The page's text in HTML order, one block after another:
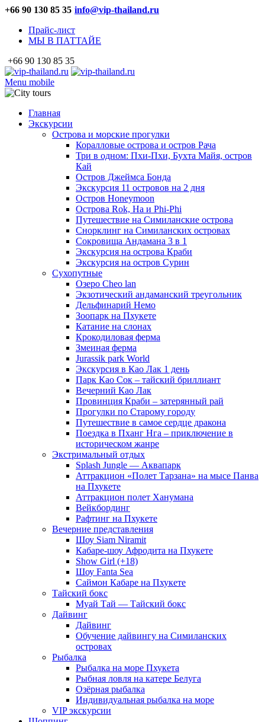
+66 90 130 85 35 info@vip-thailand.ru
Прайс-лист
МЫ В ПАТТАЙЕ
+66 90 130 85 35
Menu mobile
Главная
Экскурсии
Острова и морские прогулки
Коралловые острова и остров Рача
Три в одном: Пхи-Пхи, Бухта Майя, остров
Кай
Остров Джеймса Бонда
Экскурсия 11 островов на 2 дня
Остров Honeymoon
Острова Rok, Ha и Phi-Phi
Путешествие на Симиланские острова
Снорклинг на Симиланских островах
Сокровища Андамана 3 в 1
Экскурсия на острова Краби
Экскурсия на остров Сурин
Сухопутные
Озеро Cheo lan
Экзотический андаманский треугольник
Дельфинарий Немо
Зоопарк на Пхукете
Катание на слонах
Крокодиловая ферма
Змеиная ферма
Jurassik park World
Экскурсия в Као Лак 1 день
Парк Као Сок – тайский бриллиант
Вечерний Као Лак
Провинция Краби – затерянный рай
Прогулки по Старому городу
Путешествие в самое сердце дракона
Поездка в Пханг Нга – приключение в
историческом жанре
Экстримальный отдых
Splash Jungle — Аквапарк
Аттракцион «Полет Тарзана» на мысе Панва
на Пхукете
Аттракцион полет Ханумана
Вейкбординг
Рафтинг на Пхукете
Вечерние представления
Шоу Siam Niramit
Кабаре-шоу Афродита на Пхукете
Show Girl (+18)
Шоу Fanta Sea
Саймон Кабаре на Пхукете
Тайский бокс
Муай Тай — Тайский бокс
Дайвинг
Дайвинг
Обучение дайвингу на Симиланских
островах
Рыбалка
Рыбалка на море Пхукета
Рыбная ловля на катере Белуга
Озёрная рыбалка
Индивидуальная рыбалка на море
VIP экскурсии